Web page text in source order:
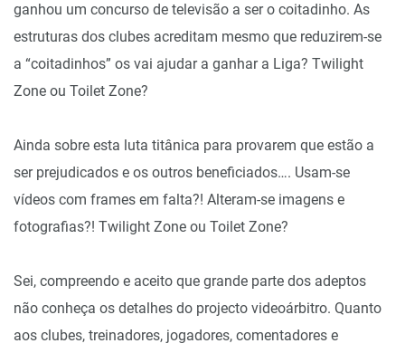
ganhou um concurso de televisão a ser o coitadinho. As
estruturas dos clubes acreditam mesmo que reduzirem-se
a “coitadinhos” os vai ajudar a ganhar a Liga? Twilight
Zone ou Toilet Zone?
Ainda sobre esta luta titânica para provarem que estão a
ser prejudicados e os outros beneficiados…. Usam-se
vídeos com frames em falta?! Alteram-se imagens e
fotografias?! Twilight Zone ou Toilet Zone?
Sei, compreendo e aceito que grande parte dos adeptos
não conheça os detalhes do projecto videoárbitro. Quanto
aos clubes, treinadores, jogadores, comentadores e